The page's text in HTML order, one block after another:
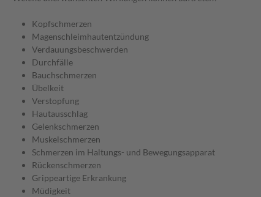
Kopfschmerzen
Magenschleimhautentzündung
Verdauungsbeschwerden
Durchfälle
Bauchschmerzen
Übelkeit
Verstopfung
Hautausschlag
Gelenkschmerzen
Muskelschmerzen
Schmerzen im Haltungs- und Bewegungsapparat
Rückenschmerzen
Grippeartige Erkrankung
Müdigkeit